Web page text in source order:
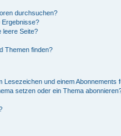
durchsuchen?
Ergebnisse?
leere Seite?
Themen finden?
und einem Abonnements
setzen oder ein Thema